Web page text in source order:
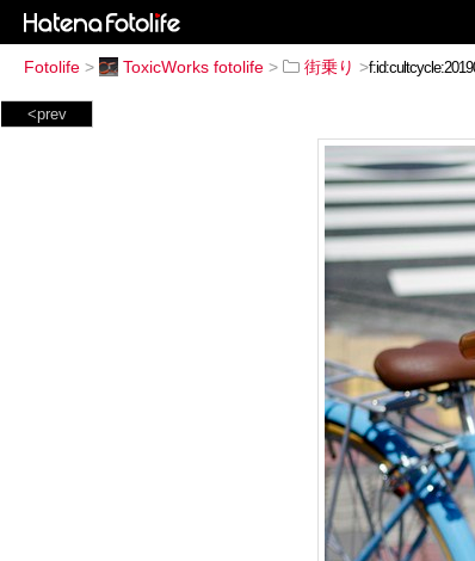
Fotolife > ToxicWorks fotolife > 街乗り >
<prev